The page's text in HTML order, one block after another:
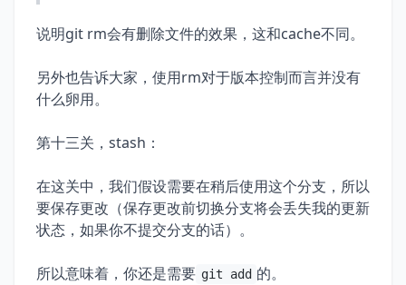
说明git rm会有删除文件的效果，这和cache不同。
另外也告诉大家，使用rm对于版本控制而言并没有
什么卵用。
第十三关，stash：
在这关中，我们假设需要在稍后使用这个分支，所以
要保存更改（保存更改前切换分支将会丢失我的更新
状态，如果你不提交分支的话）。
所以意味着，你还是需要 git add 的。